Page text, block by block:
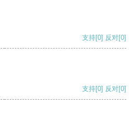
支持[0] 反对[0]
支持[0] 反对[0]